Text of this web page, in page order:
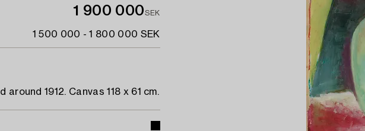
1 900 000SEK
1 500 000 - 1 800 000 SEK
1912. Canvas 118 x 61 cm.